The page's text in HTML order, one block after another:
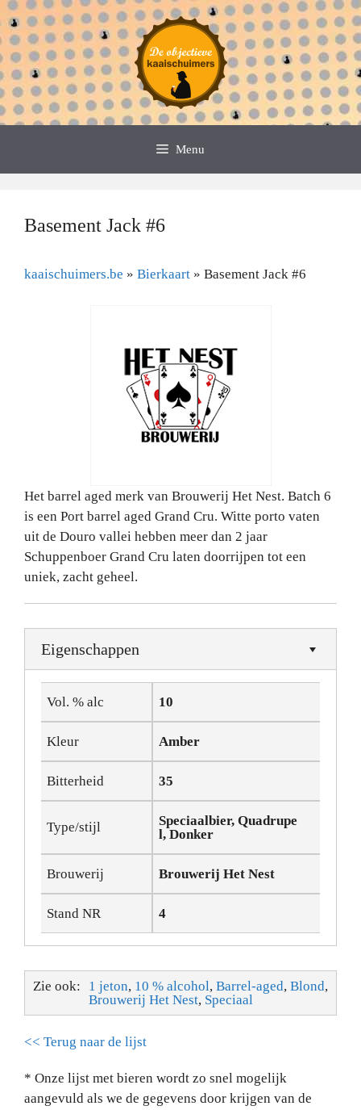
Spring
naar
de
inhoud
Menu
Basement Jack #6
kaaischuimers.be » Bierkaart » Basement Jack #6
Het barrel aged merk van Brouwerij Het Nest. Batch 6
is een Port barrel aged Grand Cru. Witte porto vaten
uit de Douro vallei hebben meer dan 2 jaar
Schuppenboer Grand Cru laten doorrijpen tot een
uniek, zacht geheel.
Eigenschappen
Vol. % alc 10
Kleur Amber
Bitterheid 35
Type/stijl
Speciaalbier, Quadrupe
l, Donker
Brouwerij Brouwerij Het Nest
Stand NR 4
Zie ook: 1 jeton, 10 % alcohol, Barrel-aged, Blond,
Brouwerij Het Nest, Speciaal
<< Terug naar de lijst
* Onze lijst met bieren wordt zo snel mogelijk
aangevuld als we de gegevens door krijgen van de